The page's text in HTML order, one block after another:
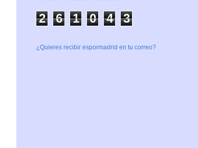
2 6 1 0 4 4
¿Quieres recibir espormadrid en tu correo?